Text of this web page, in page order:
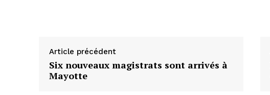
Article précédent
Six nouveaux magistrats sont arrivés à
Mayotte